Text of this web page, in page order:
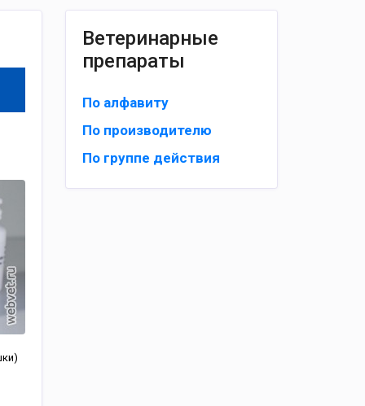
Ветеринарные
препараты
По алфавиту
По производителю
По группе действия